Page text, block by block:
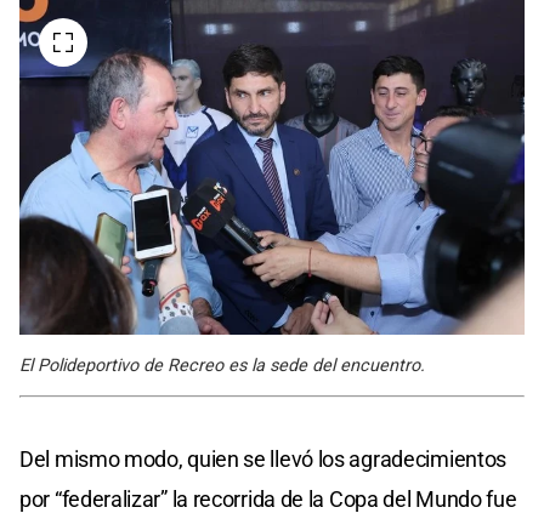
El Polideportivo de Recreo es la sede del encuentro.
Del mismo modo, quien se llevó los agradecimientos
por “federalizar” la recorrida de la Copa del Mundo fue